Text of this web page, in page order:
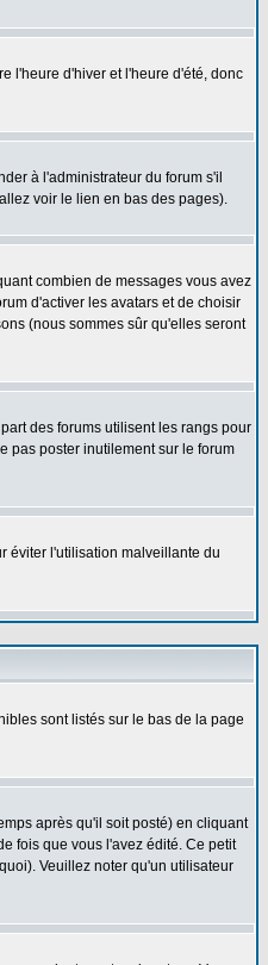
l'heure d'hiver et l'heure d'été, donc
à l'administrateur du forum s'il
voir le lien en bas des pages).
combien de messages vous avez
d'activer les avatars et de choisir
(nous sommes sûr qu'elles seront
des forums utilisent les rangs pour
pas poster inutilement sur le forum
éviter l'utilisation malveillante du
sont listés sur le bas de la page
après qu'il soit posté) en cliquant
fois que vous l'avez édité. Ce petit
Veuillez noter qu'un utilisateur